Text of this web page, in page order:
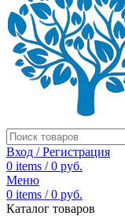
Вход / Регистрация
0 items / 0 руб.
Меню
0 items / 0 руб.
Каталог товаров